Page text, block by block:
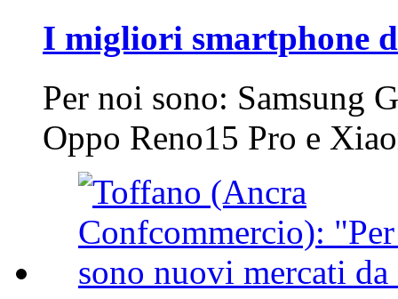
I migliori smartphone
Per noi sono: Samsung
Oppo Reno15 Pro e